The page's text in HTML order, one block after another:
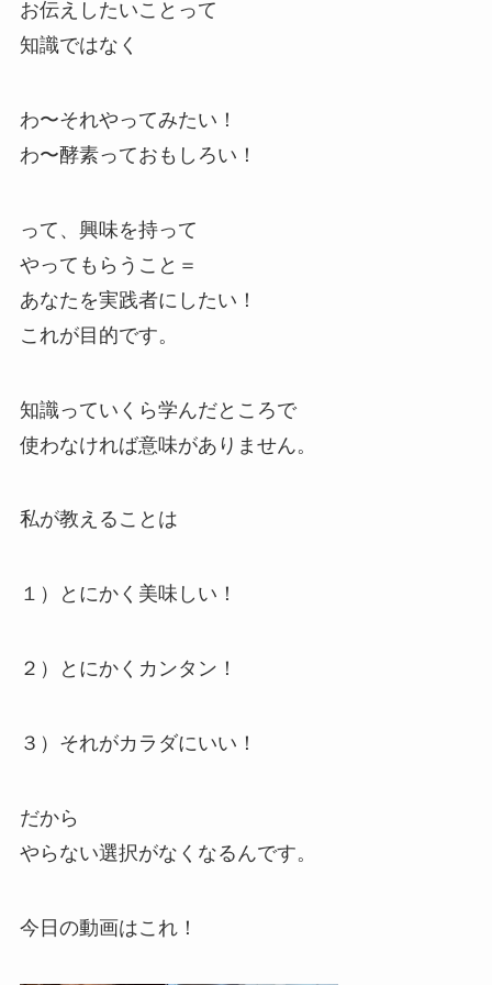
お伝えしたいことって
知識ではなく
わ〜それやってみたい！
わ〜酵素っておもしろい！
って、興味を持って
やってもらうこと＝
あなたを実践者にしたい！
これが目的です。
知識っていくら学んだところで
使わなければ意味がありません。
私が教えることは
１）とにかく美味しい！
２）とにかくカンタン！
３）それがカラダにいい！
だから
やらない選択がなくなるんです。
今日の動画はこれ！